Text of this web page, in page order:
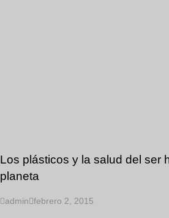
Los plásticos y la salud del ser
planeta
admin febrero 2, 2015